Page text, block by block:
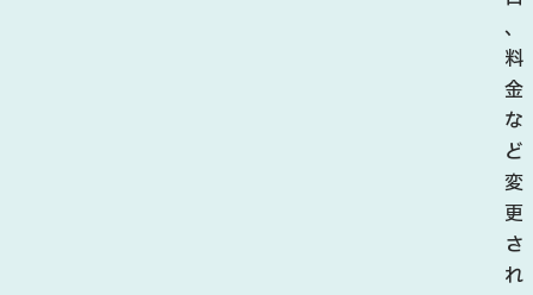
、
料
金
な
ど
変
更
さ
れ